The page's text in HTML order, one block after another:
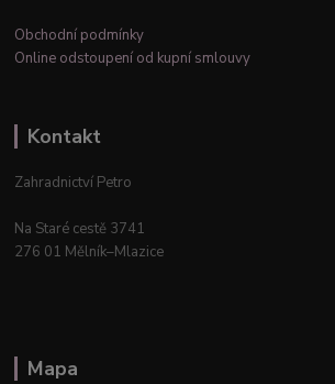
Obchodní podmínky
Online odstoupení od kupní smlouvy
Kontakt
Zahradnictví Petro
Na Staré cestě 3741
276 01 Mělník–Mlazice
Mapa